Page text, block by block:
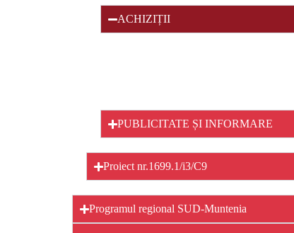
ACHIZIȚII
PUBLICITATE ȘI INFORMARE
Proiect nr.1699.1/i3/C9
Programul regional SUD-Muntenia